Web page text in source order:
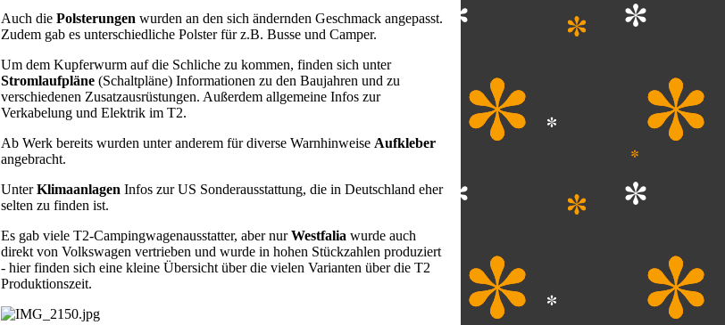
Auch die Polsterungen wurden an den sich ändernden Geschmack angepasst.
Zudem gab es unterschiedliche Polster für z.B. Busse und Camper.
Um dem Kupferwurm auf die Schliche zu kommen, finden sich unter
Stromlaufpläne(Schaltpläne) Informationen zu den Baujahren und zu
verschiedenen Zusatzausrüstungen. Außerdem allgemeine Infos zur
Verkabelung und Elektrik im T2.
Ab Werk bereits wurden unter anderem für diverse Warnhinweise Aufkleber
angebracht.
UnterKlimaanlagen Infos zur US Sonderausstattung, die in Deutschland eher
selten zu finden ist.
Es gab viele T2-Campingwagenausstatter, aber nurWestfalia wurde auch
direkt von Volkswagen vertrieben und wurde in hohen Stückzahlen produziert
- hier finden sich eine kleine Übersicht über die vielen Varianten über die T2
Produktionszeit.